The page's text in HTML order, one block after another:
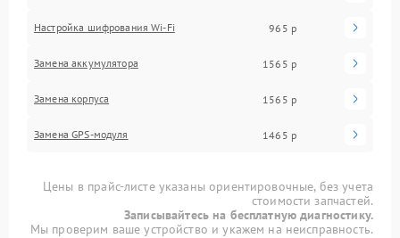
Настройка шифрования Wi-Fi 965 р
Замена аккумулятора 1565 р
Замена корпуса 1565 р
Замена GPS-модуля 1465 р
Цены в прайс-листе указаны ориентировочные, без учета
стоимости запчастей.
Записывайтесь на бесплатную диагностику.
Мы проверим ваше устройство и укажем на неисправность.